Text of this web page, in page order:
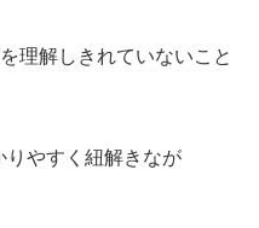
理解しきれていないこと
りやすく紐解きなが